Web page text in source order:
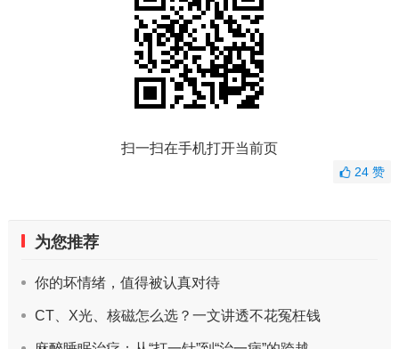
扫一扫在手机打开当前页
24赞
为您推荐
你的坏情绪，值得被认真对待
CT、X光、核磁怎么选？一文讲透不花冤枉钱